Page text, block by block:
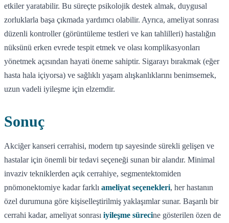
etkiler yaratabilir. Bu süreçte psikolojik destek almak, duygusal
zorluklarla başa çıkmada yardımcı olabilir. Ayrıca, ameliyat sonrası
düzenli kontroller (görüntüleme testleri ve kan tahlilleri) hastalığın
nüksünü erken evrede tespit etmek ve olası komplikasyonları
yönetmek açısından hayati öneme sahiptir. Sigarayı bırakmak (eğer
hasta hala içiyorsa) ve sağlıklı yaşam alışkanlıklarını benimsemek,
uzun vadeli iyileşme için elzemdir.
Sonuç
Akciğer kanseri cerrahisi, modern tıp sayesinde sürekli gelişen ve
hastalar için önemli bir tedavi seçeneği sunan bir alandır. Minimal
invaziv tekniklerden açık cerrahiye, segmentektomiden
pnömonektomiye kadar farklı ameliyat seçenekleri, her hastanın
özel durumuna göre kişiselleştirilmiş yaklaşımlar sunar. Başarılı bir
cerrahi kadar, ameliyat sonrası iyileşme sürecine gösterilen özen de